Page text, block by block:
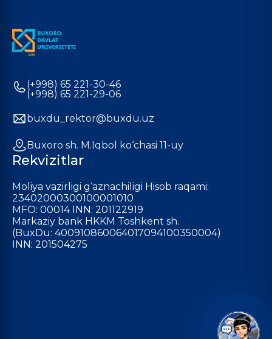
(+998) 65 221-30-46
(+998) 65 221-29-06
buxdu_rektor@buxdu.uz
Buxoro sh. M.Iqbol ko‘chasi 11-uy
Rekvizitlar
Moliya vazirligi g‘aznachiligi Hisob raqami:
23402000300100001010
MFO: 00014 INN: 201122919
Markaziy bank HKKM Toshkent sh.
(BuxDu: 400910860064017094100350004)
INN: 201504275